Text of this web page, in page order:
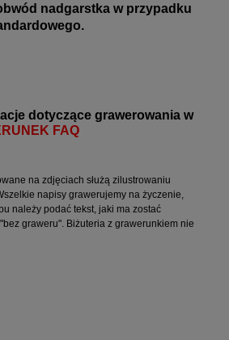
nadgarstka w przypadku
dotyczące grawerowania w
FAQ
na zdjęciach służą zilustrowaniu
napisy grawerujemy na życzenie,
należy podać tekst, jaki ma zostać
graweru". Biżuteria z grawerunkiem nie